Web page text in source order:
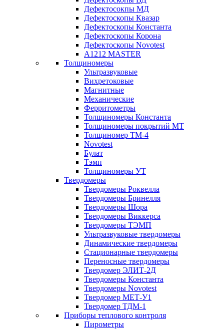
Дефектосокпы МД
Дефектоскопы Квазар
Дефектоскопы Константа
Дефектоскопы Корона
Дефектоскопы Novotest
А1212 MASTER
Толщиномеры
Ультразвуковые
Вихретоковые
Магнитные
Механические
Ферритометры
Толщиномеры Константа
Толщиномеры покрытий МТ
Толщиномер ТМ-4
Novotest
Булат
Тэмп
Толщиномеры УТ
Твердомеры
Твердомеры Роквелла
Твердомеры Бринелля
Твердомеры Шора
Твердомеры Виккерса
Твердомеры ТЭМП
Ультразвуковые твердомеры
Динамические твердомеры
Стационарные твердомеры
Переносные твердомеры
Твердомер ЭЛИТ-2Д
Твердомеры Константа
Твердомеры Novotest
Твердомер МЕТ-У1
Твердомер ТДМ-1
Приборы теплового контроля
Пирометры